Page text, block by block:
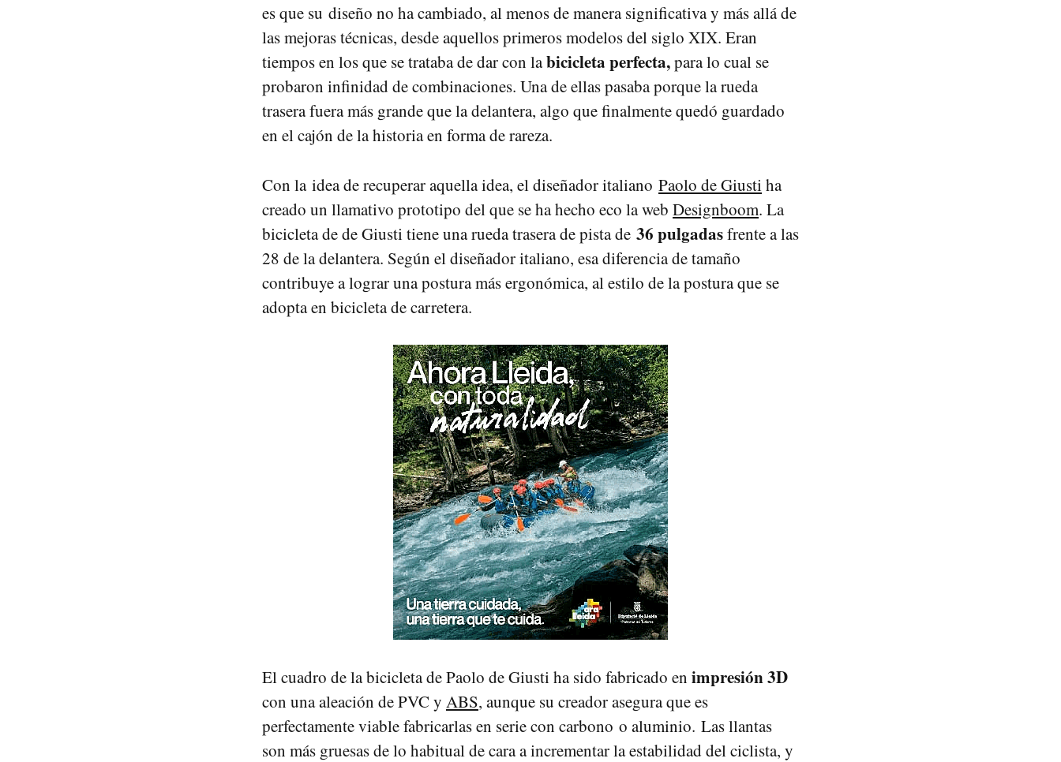
es que su diseño no ha cambiado, al menos de manera significativa y más allá de
las mejoras técnicas, desde aquellos primeros modelos del siglo XIX. Eran
tiempos en los que se trataba de dar con labicicleta perfecta,para lo cual se
probaron infinidad de combinaciones. Una de ellas pasaba porque la rueda
trasera fuera más grande que la delantera, algo que finalmente quedó guardado
en el cajón de la historia en forma de rareza.
Con la idea de recuperar aquella idea, el diseñador italiano Paolo de Giusti ha
creado un llamativo prototipo del que se ha hecho eco la web Designboom. La
bicicleta de de Giusti tiene una rueda trasera de pista de 36 pulgadasfrente a las
28 de la delantera. Según el diseñador italiano, esa diferencia de tamaño
contribuye a lograr una postura más ergonómica, al estilo de la postura que se
adopta en bicicleta de carretera.
El cuadro de la bicicleta de Paolo de Giusti ha sido fabricado en impresión 3D
con una aleación de PVC y ABS, aunque su creador asegura que es
perfectamente viable fabricarlas en serie con carbono o aluminio. Las llantas
son más gruesas de lo habitual de cara a incrementar la estabilidad del ciclista, y